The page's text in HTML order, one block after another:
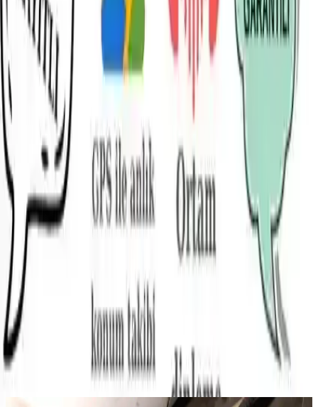
Çocuklarınızın güvenliği ve iletişimi için tasarlanmıştır. Volnet V7,
gelişmiş özellikleriyle öne çıkan bir akıllı saat olarak dikkat çekiyor.
Bu ürün, yalnızca bir saat olmanın ötesine geçerek, ebeveynlerin ve
çocukların ihtiyaçlarına uygun, fonksiyonel ve dayanıklı bir
teknolojik cihaz sunuyor.
Ürünün Temel Özellikleri ve İşlevleri
Volnet V7, görüntülü görüşme özelliği sayesinde ebeveynlerin
çocuklarıyla kolayca iletişim kurmasını sağlıyor. Bu özellik, yüksek
çözünürlüklü kameraları ve net ses kalitesiyle desteklenerek,
kullanıcı deneyimini üst seviyeye çıkarıyor. Ayrıca, sesli arama
fonksiyonu ile çocuklar ve ebeveynler arasında anlık iletişim
mümkün hale geliyor.
Bir diğer önemli özellik ise GPS konum takibidir. Saat, çocukların
gerçek zamanlı konumunu takip etmeyi mümkün kılıyor. GPS
teknolojisinin kullanımı, hareket halinde bile güvenliği garanti altına
alır ve ebeveynlerin endişelerini azaltıyor. Ayrıca, konum bilgileri
gecikmeli veya hatalı olma riskine karşı dikkatle tasarlandı.
Görüntülü görüşme ve ortam dinleme yetenekleri, çocukların
güvenliğini artırmak üzere geliştirilmiş. Gizli ortam dinleme ve
görüntüleme özelliği, ebeveynlerin çocuklarının bulunduğu ortamı
gözetlemesine olanak tanır. Bu sayede, çocukların güvende olup
olmadığını sürekli kontrol altında tutmak mümkündür.
Ayrıca Bakınız